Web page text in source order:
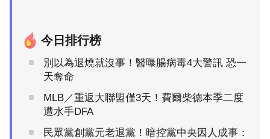
今日排行榜
別以為退燒就沒事！醫曝腸病毒4大警訊 恐一
天奪命
MLB／重返大聯盟僅3天！費爾柴德本季二度
遭水手DFA
民眾黨創黨元老退黨！暗控黨中央因人成事：